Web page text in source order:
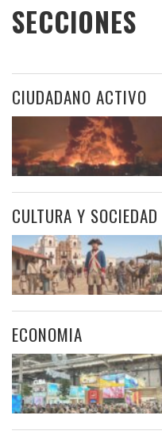
SECCIONES
CIUDADANO ACTIVO
CULTURA Y SOCIEDAD
ECONOMIA